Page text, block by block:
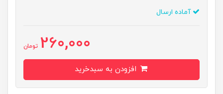
آماده ارسال
260,000 تومان